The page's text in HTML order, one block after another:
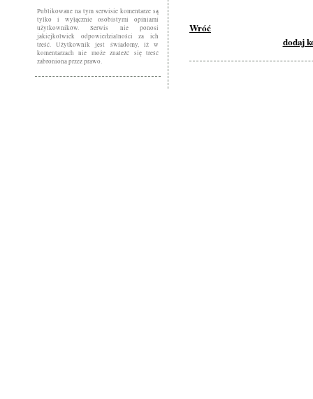
Publikowane na tym serwisie komentarze są
tylko i wyłącznie osobistymi opiniami
użytkowników. Serwis nie ponosi
jakiejkolwiek odpowiedzialności za ich
treść. Użytkownik jest świadomy, iż w
komentarzach nie może znaleźć się treść
zabroniona przez prawo.
Wróć
dodaj